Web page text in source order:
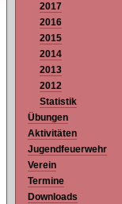
2017
2016
2015
2014
2013
2012
Statistik
Übungen
Aktivitäten
Jugendfeuerwehr
Verein
Termine
Downloads